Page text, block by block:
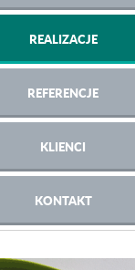
REALIZACJE
REFERENCJE
KLIENCI
KONTAKT